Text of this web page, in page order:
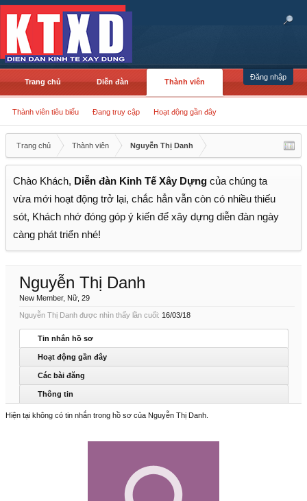
Đăng nhập
Trang chủ Diễn đàn Thành viên
Thành viên tiêu biểu Đang truy cập Hoạt động gần đây
Trang chủ Thành viên Nguyễn Thị Danh
Chào Khách, Diễn đàn Kinh Tế Xây Dựng của chúng ta
vừa mới hoạt động trở lại, chắc hẳn vẫn còn có nhiều thiếu
sót, Khách nhớ đóng góp ý kiến để xây dựng diễn đàn ngày
càng phát triển nhé!
Nguyễn Thị Danh
New Member, Nữ, 29
Nguyễn Thị Danh được nhìn thấy lần cuối: 16/03/18
Tin nhắn hồ sơ
Hoạt động gần đây
Các bài đăng
Thông tin
Hiện tại không có tin nhắn trong hồ sơ của Nguyễn Thị Danh.